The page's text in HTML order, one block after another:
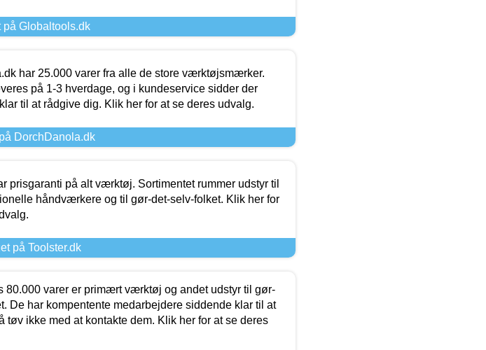
på Globaltools.dk
har 25.000 varer fra alle de store værktøjsmærker.
på 1-3 hverdage, og i kundeservice sidder der
til at rådgive dig. Klik her for at se deres udvalg.
DorchDanola.dk
prisgaranti på alt værktøj. Sortimentet rummer udstyr til
håndværkere og til gør-det-selv-folket. Klik her for
på Toolster.dk
80.000 varer er primært værktøj og andet udstyr til gør-
De har kompentente medarbejdere siddende klar til at
tøv ikke med at kontakte dem. Klik her for at se deres